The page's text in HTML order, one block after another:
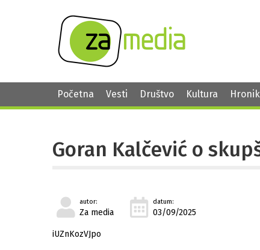
Početna Vesti Društvo Kultura
Goran Kalčević o
autor:
Za media
datum:
03/09/2025
iUZnKozVJpo